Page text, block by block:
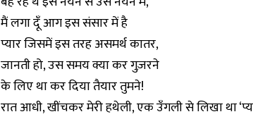
मैं लगा दूँ आग इस संसार में है
प्यार जिसमें इस तरह असमर्थ कातर,
जानती हो, उस समय क्या कर गुज़रने
के लिए था कर दिया तैयार तुमने!
रात आधी, खींचकर मेरी हथेली, एक उँगली से लिखा था